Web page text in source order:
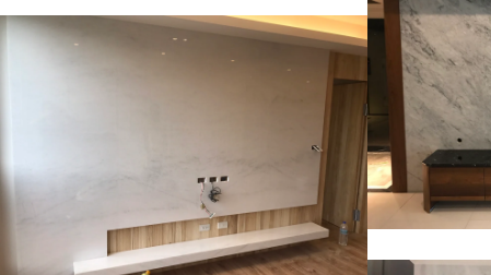
山水雕刻~TV牆面
住宅